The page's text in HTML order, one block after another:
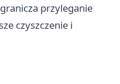
przyleganie
czyszczenie i